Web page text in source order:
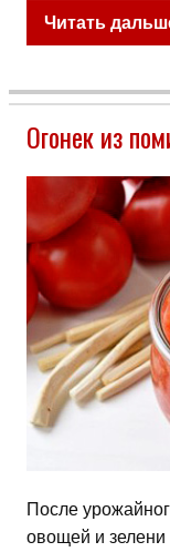
Читать
Огонек из
После
овощей и зелени